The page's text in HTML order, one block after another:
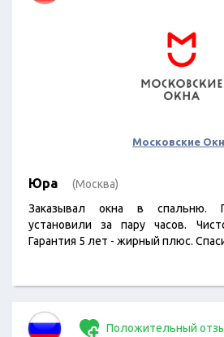
Московские
Юра (Москва)
Заказывал окна в спальню.
установили за пару часов.
Гарантия 5 лет - жирный плюс.
Положительный